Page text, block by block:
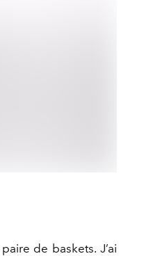
de baskets. J’ai